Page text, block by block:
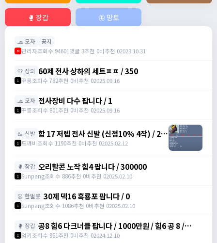
🥊 장갑 🦋 망토
🧢 모자 공지
M 관리자조회수 94601댓글 3추천 0비추천 02023.10.31
👕 상의 60제 전사 상하의 세트ㅍㅍ / 350
1 꾸릉조회수 782추천 0비추천 02025.09.16
🧢 모자 전사장비 다수 팝니다 / 1
1 꾸릉조회수 801추천 0비추천 02025.09.16
🥾 신발 합 17 저렙 전사 신발 (신점10% 4작) / 2억
/ 댓에 연락처 달아주세요
1 도꺠비조회수 1190추천 0비추천 02025.02.12
🥊 장갑 오리할콘 노작 힘4 팝니다 / 300000
1 Sunpang조회수 886추천 0비추천 02025.02.10
👗 한벌옷 30제 덱16 흑룡포 팝니다 / 0
1 Sunpang조회수 1086추천 0비추천 02025.02.10
🥊 장갑 공8 힘6 다크너클 팝니다 / 1000만원 / 힘6 공 8 /
https://open.kakao.com/o/srDmv3Wf
1 엄키조회수 961추천 0비추천 02024.12.10